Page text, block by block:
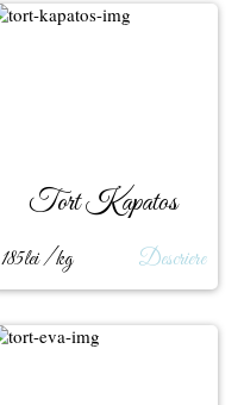
Tort Kapatos
185lei / kg Descriere